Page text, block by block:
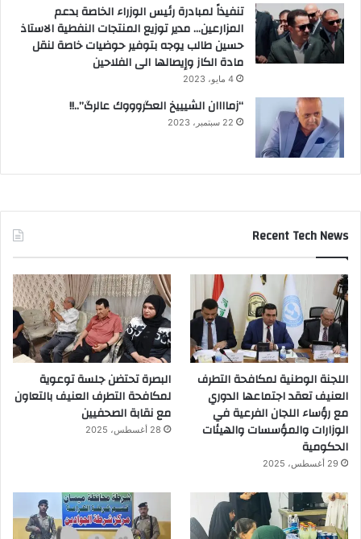
تنفيذاً لمبادرة رئيس الوزراء الخاصة بدعم
المزارعين… مدير توزيع المنتجات النفطية الاستاذ
حسين طالب يوجه بتوفير حوضيات خاصة لنقل
مادة الكاز وإيصالها الى الفلاحين
4 مايو، 2023
“زماااان الشيييخ العگروووك عالرگ”..!!
22 سبتمبر، 2023
Recent Tech News
اللجنة الوطنية لمكافحة التطرف
العنيف تعقد اجتماعها الدوري
مع رؤساء اللجان الفرعية في
الوزارات والمؤسسات والهيئات
الحكومية
29 أغسطس، 2025
البصرة تحتضن جلسة توعوية
لمكافحة التطرف العنيف بالتعاون
مع نقابة الصحفيين
28 أغسطس، 2025